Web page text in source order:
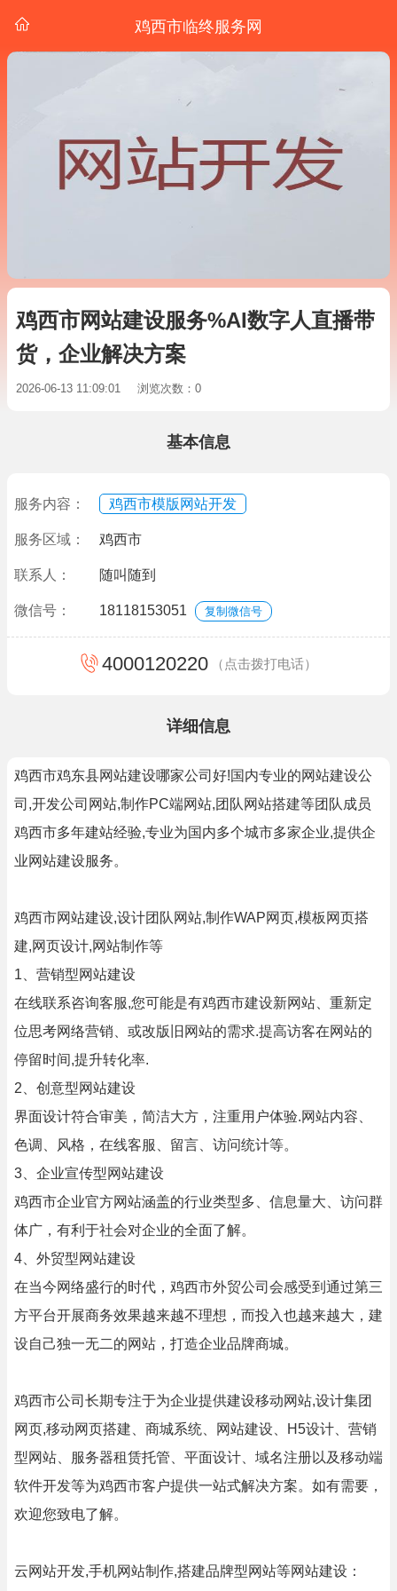
鸡西市临终服务网
鸡西市网站建设服务%AI数字人直播带
货，企业解决方案
2026-06-13 11:09:01 浏览次数：0
基本信息
服务内容： 鸡西市模版网站开发
服务区域： 鸡西市
联系人： 随叫随到
微信号： 18118153051 复制微信号
4000120220 （点击拨打电话）
详细信息
鸡西市鸡东县网站建设哪家公司好!国内专业的网站建设公
司,开发公司网站,制作PC端网站,团队网站搭建等团队成员
鸡西市多年建站经验,专业为国内多个城市多家企业,提供企
业网站建设服务。
鸡西市网站建设,设计团队网站,制作WAP网页,模板网页搭
建,网页设计,网站制作等
1、营销型网站建设
在线联系咨询客服,您可能是有鸡西市建设新网站、重新定
位思考网络营销、或改版旧网站的需求.提高访客在网站的
停留时间,提升转化率.
2、创意型网站建设
界面设计符合审美，简洁大方，注重用户体验.网站内容、
色调、风格，在线客服、留言、访问统计等。
3、企业宣传型网站建设
鸡西市企业官方网站涵盖的行业类型多、信息量大、访问群
体广，有利于社会对企业的全面了解。
4、外贸型网站建设
在当今网络盛行的时代，鸡西市外贸公司会感受到通过第三
方平台开展商务效果越来越不理想，而投入也越来越大，建
设自己独一无二的网站，打造企业品牌商城。
鸡西市公司长期专注于为企业提供建设移动网站,设计集团
网页,移动网页搭建、商城系统、网站建设、H5设计、营销
型网站、服务器租赁托管、平面设计、域名注册以及移动端
软件开发等为鸡西市客户提供一站式解决方案。如有需要，
欢迎您致电了解。
云网站开发,手机网站制作,搭建品牌型网站等网站建设：